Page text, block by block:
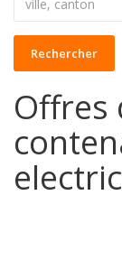
Rechercher
Offres